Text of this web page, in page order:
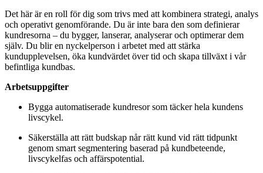
Det här är en roll för dig som trivs med att kombinera strategi, analys
och operativt genomförande. Du är inte bara den som definierar
kundresorna – du bygger, lanserar, analyserar och optimerar dem
själv. Du blir en nyckelperson i arbetet med att stärka
kundupplevelsen, öka kundvärdet över tid och skapa tillväxt i vår
befintliga kundbas.
Arbetsuppgifter
Bygga automatiserade kundresor som täcker hela kundens
livscykel.
Säkerställa att rätt budskap når rätt kund vid rätt tidpunkt
genom smart segmentering baserad på kundbeteende,
livscykelfas och affärspotential.